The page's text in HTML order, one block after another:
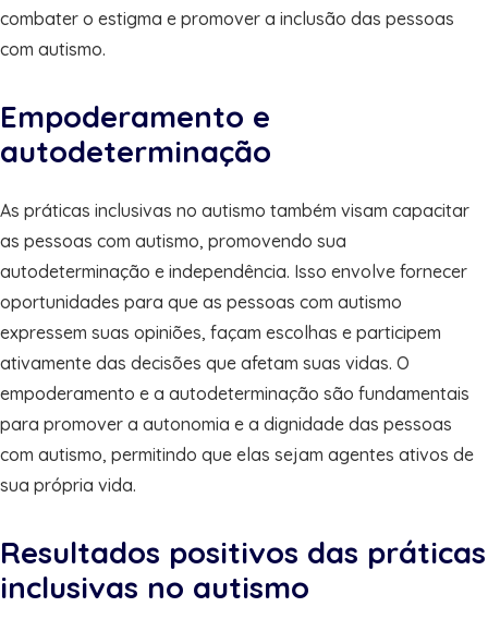
combater o estigma e promover a inclusão das pessoas
com autismo.
Empoderamento e
autodeterminação
As práticas inclusivas no autismo também visam capacitar
as pessoas com autismo, promovendo sua
autodeterminação e independência. Isso envolve fornecer
oportunidades para que as pessoas com autismo
expressem suas opiniões, façam escolhas e participem
ativamente das decisões que afetam suas vidas. O
empoderamento e a autodeterminação são fundamentais
para promover a autonomia e a dignidade das pessoas
com autismo, permitindo que elas sejam agentes ativos de
sua própria vida.
Resultados positivos das práticas
inclusivas no autismo